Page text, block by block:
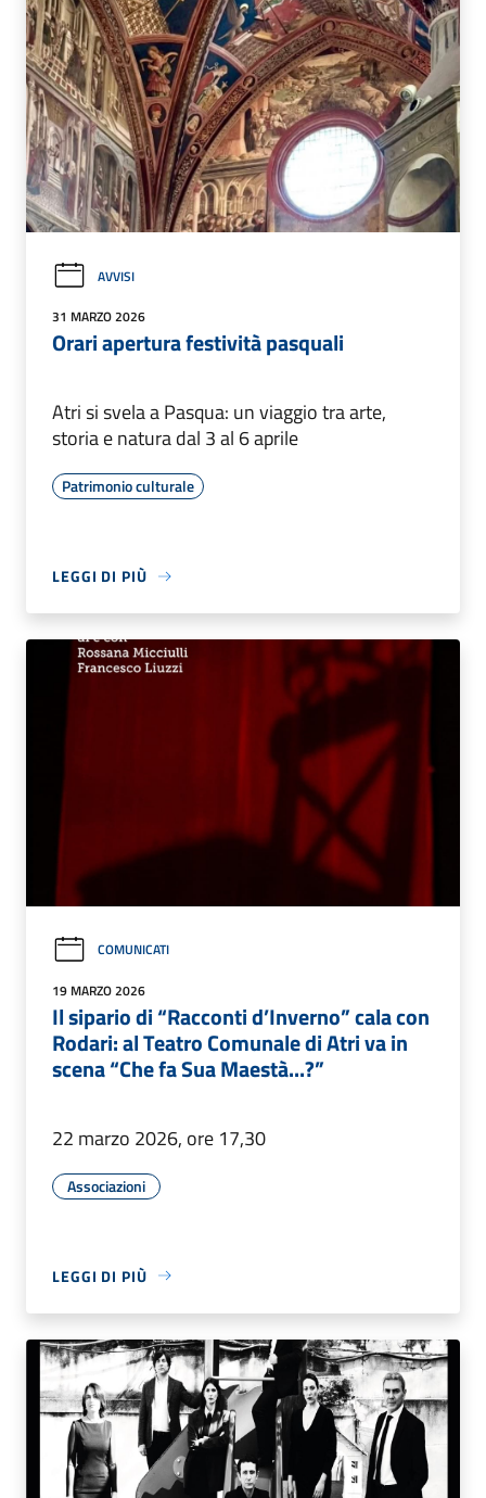
AVVISI
31 MARZO 2026
Orari apertura festività pasquali
Atri si svela a Pasqua: un viaggio tra arte,
storia e natura dal 3 al 6 aprile
Patrimonio culturale
LEGGI DI PIÙ
COMUNICATI
19 MARZO 2026
Il sipario di “Racconti d’Inverno” cala con
Rodari: al Teatro Comunale di Atri va in
scena “Che fa Sua Maestà...?”
22 marzo 2026, ore 17,30
Associazioni
LEGGI DI PIÙ